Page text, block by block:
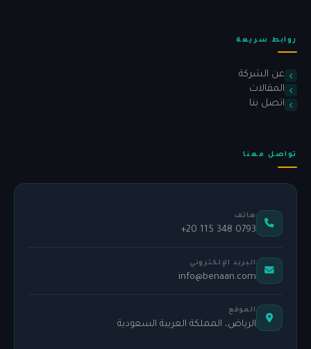
روابط سريعة
عن الشركة
المقالات
اتصل بنا
تواصل معنا
هاتف
+20 115 348 0793
البريد الإلكتروني
info@benaan.com
الموقع
الرياض، المملكة العربية السعودية